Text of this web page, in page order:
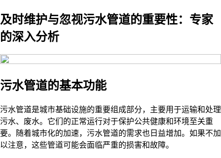
及时维护与忽视污水管道的重要性：专家
的深入分析
污水管道的基本功能
污水管道是城市基础设施的重要组成部分，主要用于运输和处理
污水、废水。它们的正常运行对于保护公共健康和环境至关重
要。随着城市化的加速，污水管道的需求也日益增加。如果不加
以注意，这些管道可能会面临严重的损害和故障。